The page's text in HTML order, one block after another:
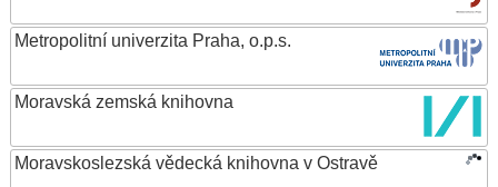
Metropolitní univerzita Praha, o.p.s.
Moravská zemská knihovna
Moravskoslezská vědecká knihovna v Ostravě